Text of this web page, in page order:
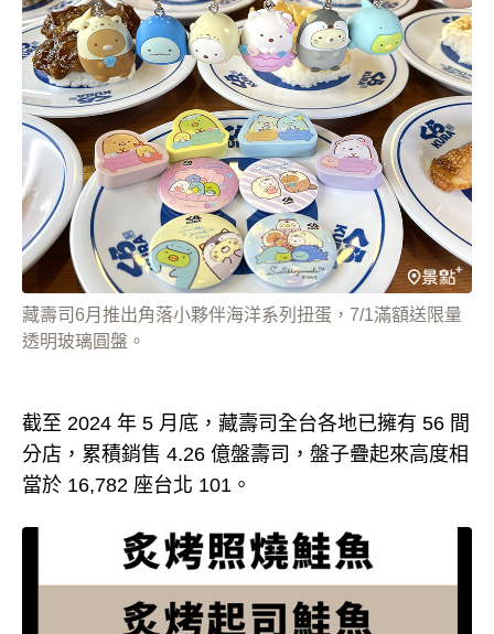
藏壽司6月推出角落小夥伴海洋系列扭蛋，7/1滿額送限量
透明玻璃圓盤。
截至 2024 年 5 月底，藏壽司全台各地已擁有 56 間
分店，累積銷售 4.26 億盤壽司，盤子疊起來高度相
當於 16,782 座台北 101。